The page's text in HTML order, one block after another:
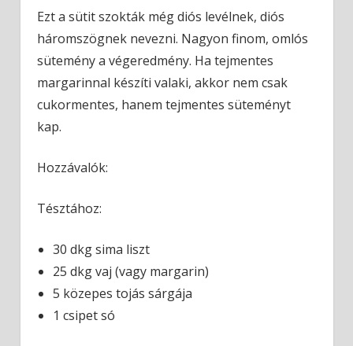
Ezt a sütit szokták még diós levélnek, diós
háromszögnek nevezni. Nagyon finom, omlós
sütemény a végeredmény. Ha tejmentes
margarinnal készíti valaki, akkor nem csak
cukormentes, hanem tejmentes süteményt
kap.
Hozzávalók:
Tésztához:
30 dkg sima liszt
25 dkg vaj (vagy margarin)
5 közepes tojás sárgája
1 csipet só